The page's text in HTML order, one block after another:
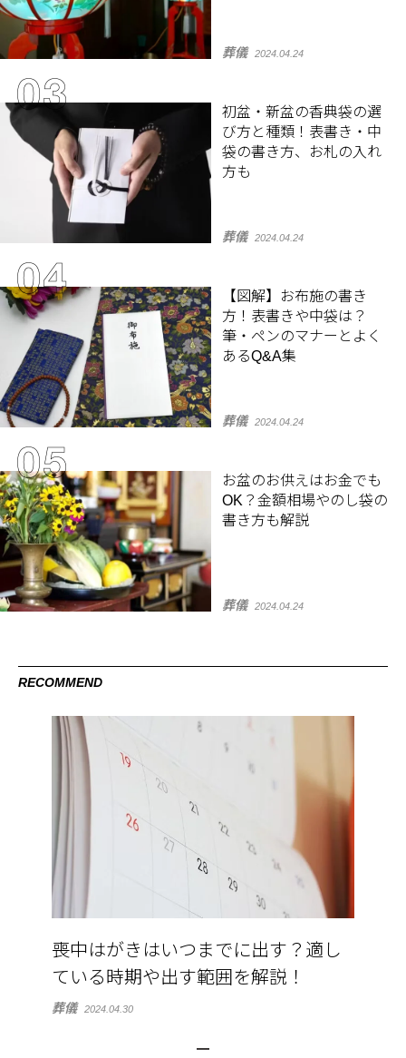
葬儀 2024.04.24
初盆・新盆の香典袋の選
び方と種類！表書き・中
袋の書き方、お札の入れ
方も
葬儀 2024.04.24
【図解】お布施の書き
方！表書きや中袋は？
筆・ペンのマナーとよく
あるQ&A集
葬儀 2024.04.24
お盆のお供えはお金でも
OK？金額相場やのし袋の
書き方も解説
葬儀 2024.04.24
RECOMMEND
喪中はがきはいつまでに出す？適し
ている時期や出す範囲を解説！
葬儀 2024.04.30